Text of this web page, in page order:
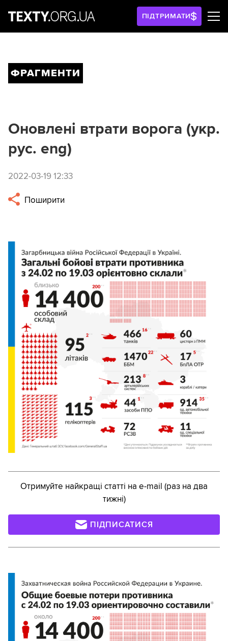
ПІДТРИМАТИ
ФРАГМЕНТИ
Оновлені втрати ворога (укр.
рус. eng)
2022-03-19 12:33
Поширити
Отримуйте найкращі статті на e-mail (раз на два
тижні)
ПІДПИСАТИСЯ